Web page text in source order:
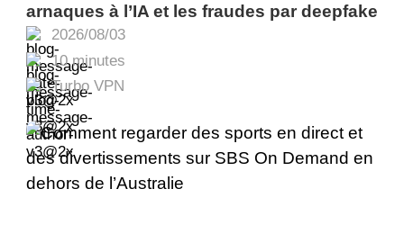
2026/08/03
10 minutes
Turbo VPN
arnaques à l’IA et les fraudes par deepfake